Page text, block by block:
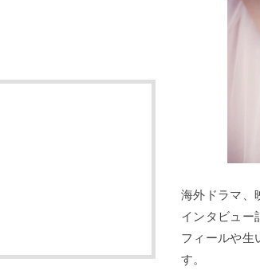
海外ドラマ、
インタビュー
フィールや生
す。